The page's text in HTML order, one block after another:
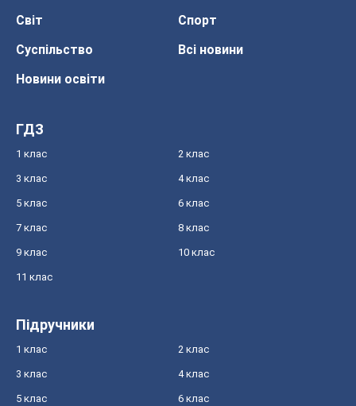
Світ
Спорт
Суспільство
Всі новини
Новини освіти
ГДЗ
1 клас 2 клас
3 клас 4 клас
5 клас 6 клас
7 клас 8 клас
9 клас 10 клас
11 клас
Підручники
1 клас 2 клас
3 клас 4 клас
5 клас 6 клас